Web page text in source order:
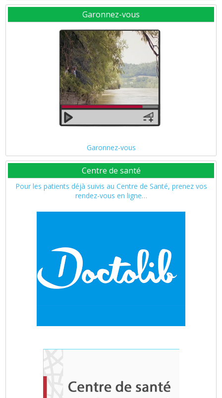
Garonnez-vous
Garonnez-vous
Centre de santé
Pour les patients déjà suivis au Centre de Santé, prenez vos
rendez-vous en ligne…